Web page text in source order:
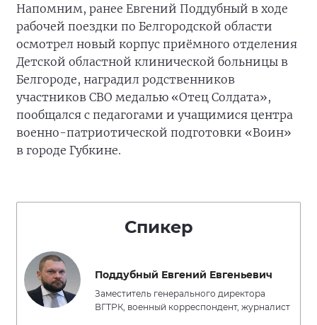
Напомним, ранее Евгений Поддубный в ходе
рабочей поездки по Белгородской области
осмотрел новый корпус приёмного отделения
Детской областной клинической больницы в
Белгороде, наградил родственников
участников СВО медалью «Отец Солдата»,
пообщался с педагогами и учащимися центра
военно-патриотической подготовки «Воин»
в городе Губкине.
Спикер
Поддубный Евгений Евгеньевич
Заместитель генерального директора
ВГТРК, военный корреспондент, журналист